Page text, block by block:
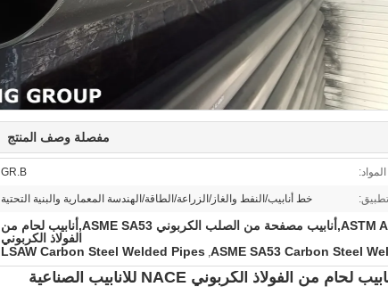
مفصلة وصف المنتج
المواد: GR.B
تطبيق: خط أنابيب/النفط والغاز/الزراعة/الطاقة/الهندسة المعمارية والبنية التحتية
أنابيب مصفحة من الفولاذ الكربوني ASTM A53,أنابيب مصفحة من الصلب الكربوني ASME SA53,أنابيب لحام من
الفولاذ الكربوني
ASME SA53 Carbon Steel
,
LSAW Carbon Steel Welded Pipes